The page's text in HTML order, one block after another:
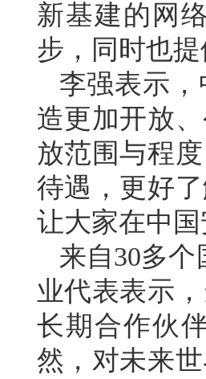
新基建的网
步，同时也
李强表示
造更加开放
放范围与程
待遇，更好
让大家在中
来自30多
业代表表示
长期合作伙
然，对未来